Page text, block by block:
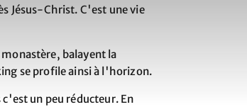
Jésus-Christ. C'est une vie
balayent la
se profile ainsi à l'horizon.
un peu réducteur. En